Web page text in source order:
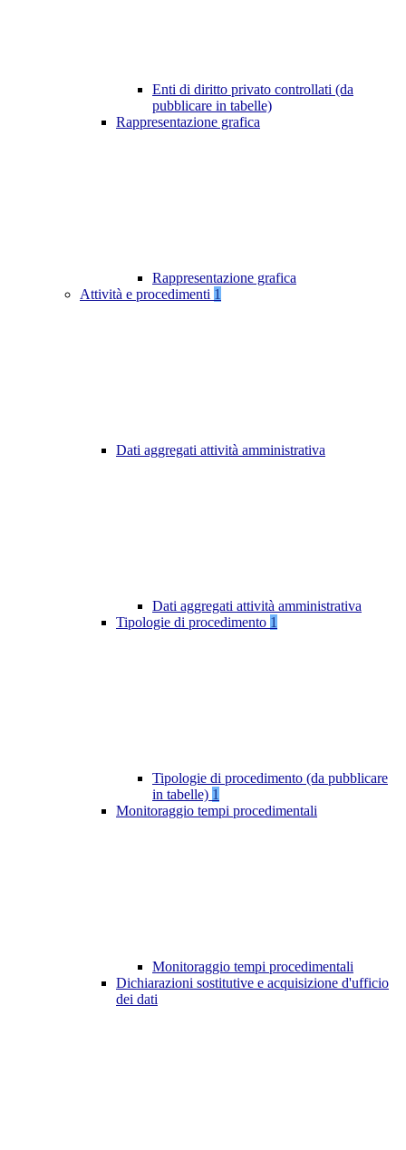
Enti di diritto privato controllati (da
pubblicare in tabelle)
Rappresentazione grafica
Rappresentazione grafica
Attività e procedimenti 1
Dati aggregati attività amministrativa
Dati aggregati attività amministrativa
Tipologie di procedimento 1
Tipologie di procedimento (da pubblicare
in tabelle) 1
Monitoraggio tempi procedimentali
Monitoraggio tempi procedimentali
Dichiarazioni sostitutive e acquisizione d'ufficio
dei dati